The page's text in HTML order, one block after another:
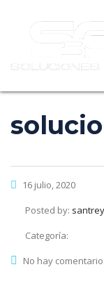
16 julio, 2020
Posted by:
Categoría:
No hay